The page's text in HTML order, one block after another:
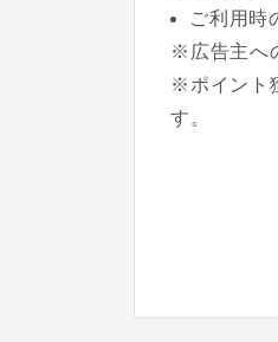
ご利用時
※広告主へ
※ポイント
す。